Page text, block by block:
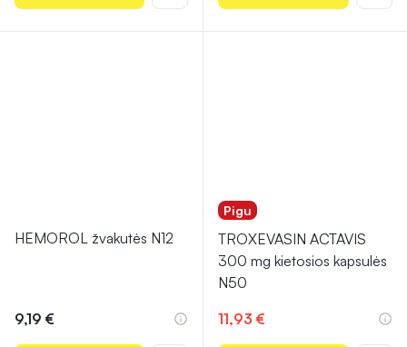
HEMOROL žvakutės N12
9,19 €
Pigu
TROXEVASIN ACTAVIS
300 mg kietosios kapsulės
N50
11,93 €